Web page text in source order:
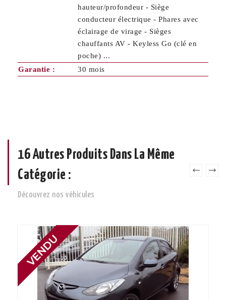
hauteur/profondeur - Siège
conducteur électrique - Phares avec
éclairage de virage - Sièges
chauffants AV - Keyless Go (clé en
poche) ...
Garantie :
30 mois
16 Autres Produits Dans La Même
Catégorie :
Découvrez nos véhicules